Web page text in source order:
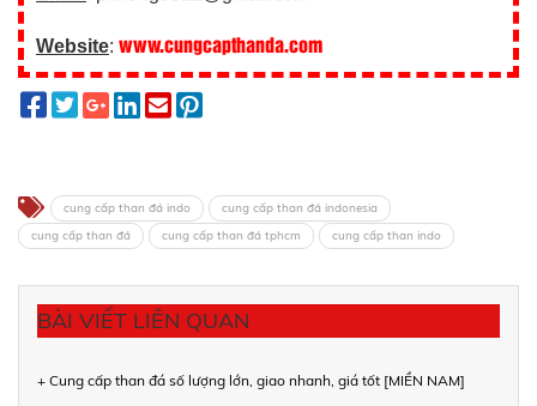
Website: www.cungcapthanda.com
cung cấp than đá indo
cung cấp than đá indonesia
cung cấp than đá
cung cấp than đá tphcm cung cấp than indo
BÀI VIẾT LIÊN QUAN
+ Cung cấp than đá số lượng lớn, giao nhanh, giá tốt [MIỀN NAM]